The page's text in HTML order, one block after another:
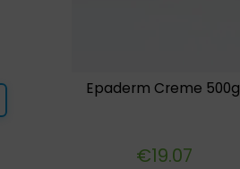
Epaderm Creme 500g
€19.07